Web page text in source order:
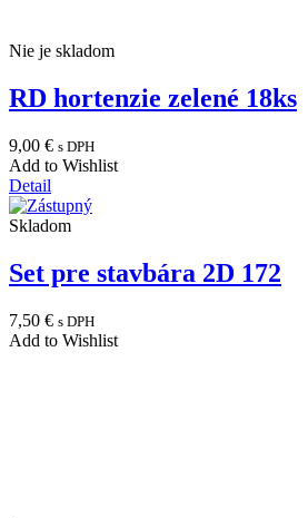
Nie je skladom
RD hortenzie zelené 18ks
9,00 € s DPH
Add to Wishlist
Detail
Skladom
Set pre stavbára 2D 172
7,50 € s DPH
Add to Wishlist